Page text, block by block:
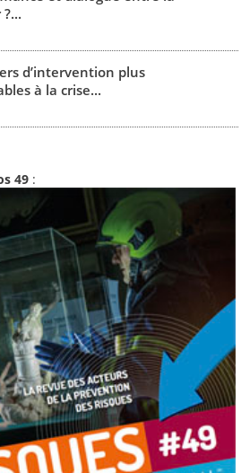
d’intervention plus
à la crise...
49 :